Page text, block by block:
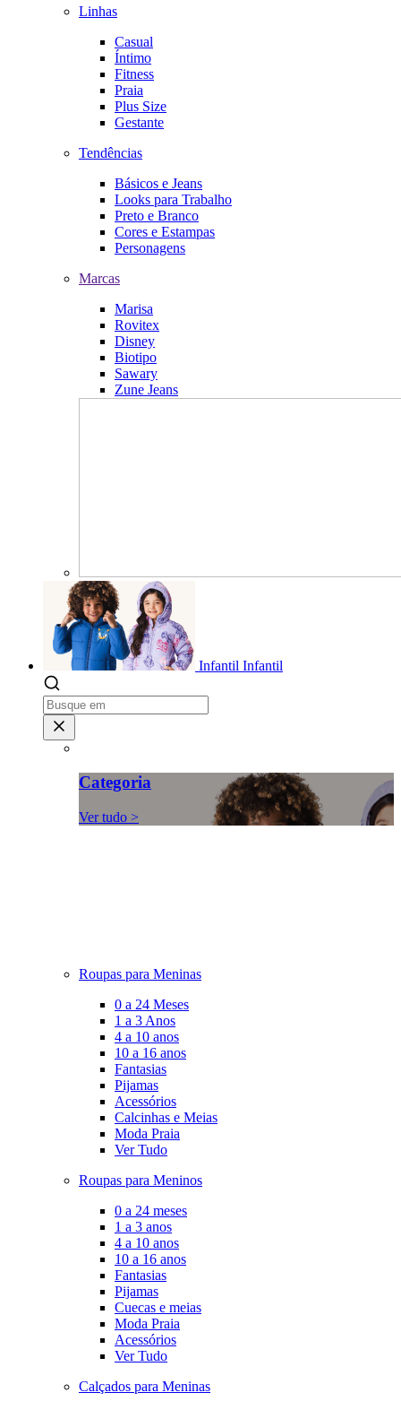
Linhas
Casual
Íntimo
Fitness
Praia
Plus Size
Gestante
Tendências
Básicos e Jeans
Looks para Trabalho
Preto e Branco
Cores e Estampas
Personagens
Marcas
Marisa
Rovitex
Disney
Biotipo
Sawary
Zune Jeans
Infantil Infantil
Categoria
Ver tudo >
Roupas para Meninas
0 a 24 Meses
1 a 3 Anos
4 a 10 anos
10 a 16 anos
Fantasias
Pijamas
Acessórios
Calcinhas e Meias
Moda Praia
Ver Tudo
Roupas para Meninos
0 a 24 meses
1 a 3 anos
4 a 10 anos
10 a 16 anos
Fantasias
Pijamas
Cuecas e meias
Moda Praia
Acessórios
Ver Tudo
Calçados para Meninas